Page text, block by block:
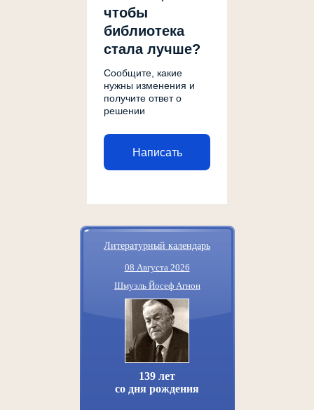
чтобы
библиотека
стала лучше?
Сообщите, какие
нужны изменения и
получите ответ о
решении
Написать
Литературный календарь
08 Августа 2026
Шмуэль Йосеф Агнон
139 лет
со дня рождения